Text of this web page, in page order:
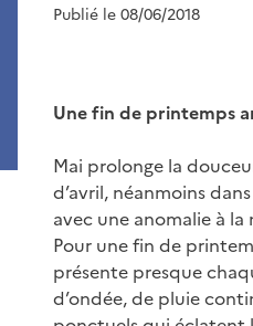
Publié le 08/06/2018
Une fin de printemps
Mai prolonge la
d’avril, néanmoins
avec une anomalie à la
Pour une fin de
présente presque
d’ondée, de pluie